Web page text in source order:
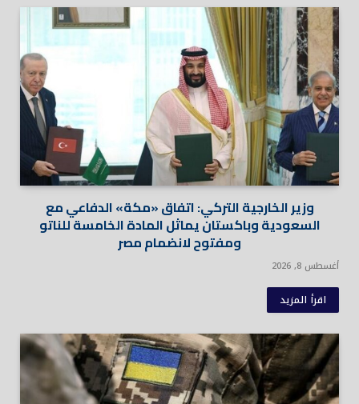
وزير الخارجية التركي: اتفاق «مكة» الدفاعي مع
السعودية وباكستان يماثل المادة الخامسة للناتو
ومفتوح لانضمام مصر
أغسطس 8, 2026
اقرأ المزيد